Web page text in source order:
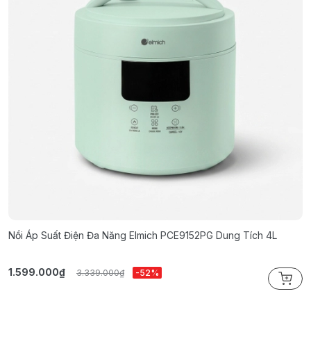
Nồi Áp Suất Điện Đa Năng Elmich PCE9152PG Dung Tích 4L
1.599.000₫ 3.339.000₫ -52%